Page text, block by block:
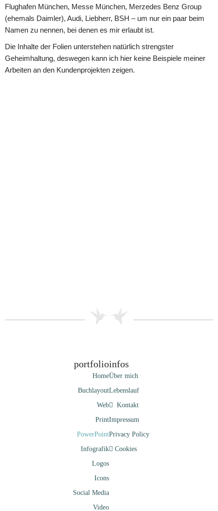
Flughafen München, Messe München, Merzedes Benz Group
(ehemals Daimler), Audi, Liebherr, BSH – um nur ein paar beim
Namen zu nennen, bei denen es mir erlaubt ist.
Die Inhalte der Folien unterstehen natürlich strengster
Geheimhaltung, deswegen kann ich hier keine Beispiele meiner
Arbeiten an den Kundenprojekten zeigen.
portfolio
Home
Buchlayout
Web
Print
PowerPoint
Infografik
Logos
Icons
Social Media
Video
infos
Über mich
Lebenslauf
Kontakt
Impressum
Privacy Policy
Cookies